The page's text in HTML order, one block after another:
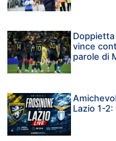
Doppietta
vince
parole di
Lazio 1-